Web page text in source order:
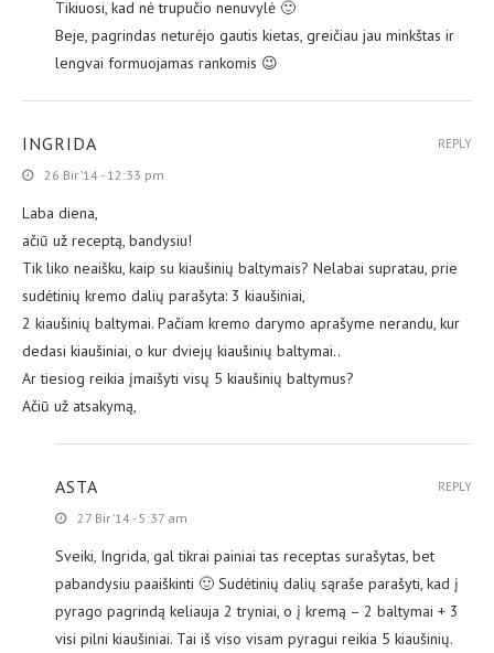
Tikiuosi, kad nė trupučio nenuvylė 🙂
Beje, pagrindas neturėjo gautis kietas, greičiau jau minkštas ir
lengvai formuojamas rankomis 😉
INGRIDA
26 Bir ’14 - 12:33 pm
Laba diena,
ačiū už receptą, bandysiu!
Tik liko neaišku, kaip su kiaušinių baltymais? Nelabai supratau, prie
sudėtinių kremo dalių parašyta: 3 kiaušiniai,
2 kiaušinių baltymai. Pačiam kremo darymo aprašyme nerandu, kur
dedasi kiaušiniai, o kur dviejų kiaušinių baltymai..
Ar tiesiog reikia įmaišyti visų 5 kiaušinių baltymus?
Ačiū už atsakymą,
REPLY
ASTA
27 Bir ’14 - 5:37 am
Sveiki, Ingrida, gal tikrai painiai tas receptas surašytas, bet
pabandysiu paaiškinti 🙂 Sudėtinių dalių sąraše parašyti, kad į
pyrago pagrindą keliauja 2 tryniai, o į kremą – 2 baltymai + 3
visi pilni kiaušiniai. Tai iš viso visam pyragui reikia 5 kiaušinių.
REPLY